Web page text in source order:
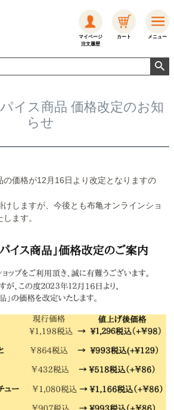
マイページ
注文履歴
カート メニュー
イス商品 価格改定のお知
らせ
の価格が12月16日より改定となりますの
しますが、今後とも布亀オンラインショ
ます。